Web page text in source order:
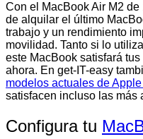
Con el MacBook Air M2
de alquilar el último
trabajo y un rendimiento
movilidad. Tanto si lo
este MacBook satisfará
ahora. En get-IT-easy
modelos actuales de
satisfacen incluso las más
Configura tu